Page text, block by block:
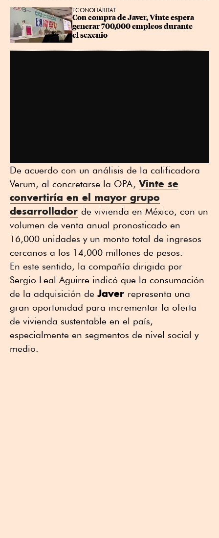
ECONOHÁBITAT
Con compra de Javer, Vinte espera
generar 700,000 empleos durante
el sexenio
De acuerdo con un análisis de la calificadora
Verum, al concretarse la OPA, Vinte se
convertiría en el mayor grupo
desarrollador de vivienda en México, con un
volumen de venta anual pronosticado en
16,000 unidades y un monto total de ingresos
cercanos a los 14,000 millones de pesos.
En este sentido, la compañía dirigida por
Sergio Leal Aguirre indicó que la consumación
de la adquisición de Javer representa una
gran oportunidad para incrementar la oferta
de vivienda sustentable en el país,
especialmente en segmentos de nivel social y
medio.